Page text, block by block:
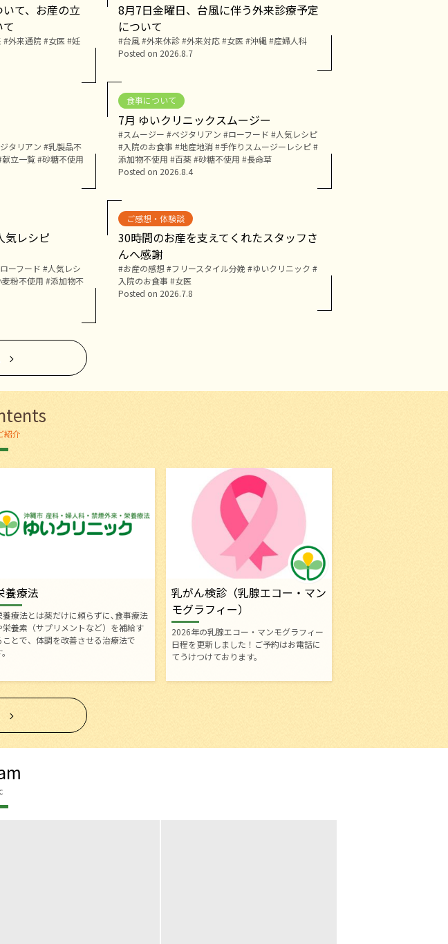
て、お産の立
外来通院 女医
妊
8月7日金曜日、台風に伴う外来診療予定
について
Tags:
台風 外来休診 外来対応 女医 沖縄
産婦人科
Posted on 2026.8.7
食事について
7月 ゆいクリニックスムージー
Tags:
スムージー ベジタリアン ローフード
人気レシピ
入院のお食事
地産地消 手作りスムージーレシピ
添加物不使用
百薬 砂糖不使用
長命草
Posted on 2026.8.4
タリアン
乳製品不
献立一覧
砂糖不使用
気レシピ
ローフード
人気レシ
麦粉不使用
添加物不
ご感想・体験談
30時間のお産を支えてくれたスタッフさ
んへ感謝
Tags:
お産の感想 フリースタイル分娩
ゆいクリニック
入院のお食事
女医
Posted on 2026.7.8
紹介
養療法
養療法とは薬だけに頼らずに､食事療法
栄養素（サプリメントなど）を補給す
ことで、体調を改善させる治療法で
乳がん検診（乳腺エコー・マン
モグラフィー）
2026年の乳腺エコー・マンモグラフィー
日程を更新しました！ご予約はお電話に
てうけつけております。